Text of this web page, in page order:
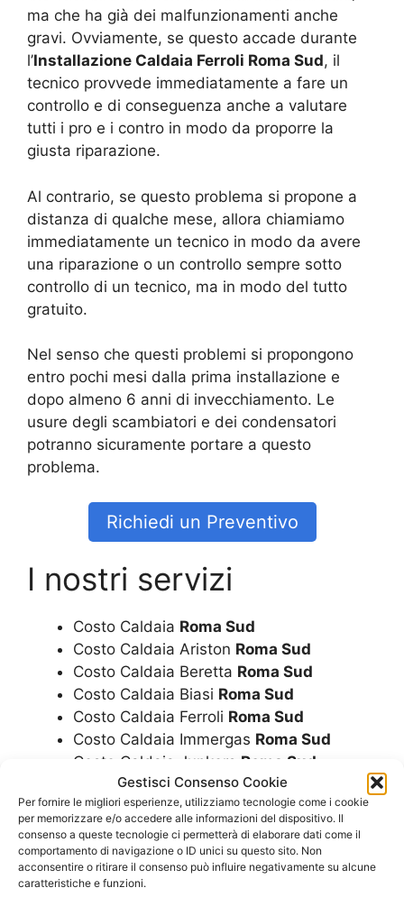
Gestisci Consenso Cookie
Per fornire le migliori esperienze, utilizziamo tecnologie come i cookie
per memorizzare e/o accedere alle informazioni del dispositivo. Il
consenso a queste tecnologie ci permetterà di elaborare dati come il
comportamento di navigazione o ID unici su questo sito. Non
acconsentire o ritirare il consenso può influire negativamente su alcune
caratteristiche e funzioni.
ma che ha già dei malfunzionamenti anche
gravi. Ovviamente, se questo accade durante
l’Installazione Caldaia Ferroli Roma Sud, il
tecnico provvede immediatamente a fare un
controllo e di conseguenza anche a valutare
tutti i pro e i contro in modo da proporre la
giusta riparazione.
Al contrario, se questo problema si propone a
distanza di qualche mese, allora chiamiamo
immediatamente un tecnico in modo da avere
una riparazione o un controllo sempre sotto
controllo di un tecnico, ma in modo del tutto
gratuito.
Nel senso che questi problemi si propongono
entro pochi mesi dalla prima installazione e
dopo almeno 6 anni di invecchiamento. Le
usure degli scambiatori e dei condensatori
potranno sicuramente portare a questo
problema.
Richiedi un Preventivo
I nostri servizi
Costo Caldaia Roma Sud
Costo Caldaia Ariston Roma Sud
Costo Caldaia Beretta Roma Sud
Costo Caldaia Biasi Roma Sud
Costo Caldaia Ferroli Roma Sud
Costo Caldaia Immergas Roma Sud
Costo Caldaia Junkers Roma Sud
Costo Caldaia RielloRoma Sud
Costo Caldaia RinnaiRoma Sud
Costo Caldaia A CondensazioneRoma
Sud
Costo CaldaieRoma Sud